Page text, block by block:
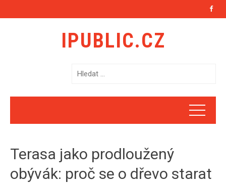
IPUBLIC.CZ
v
n
Terasa jako prodloužený
obývák: proč se o dřevo starat